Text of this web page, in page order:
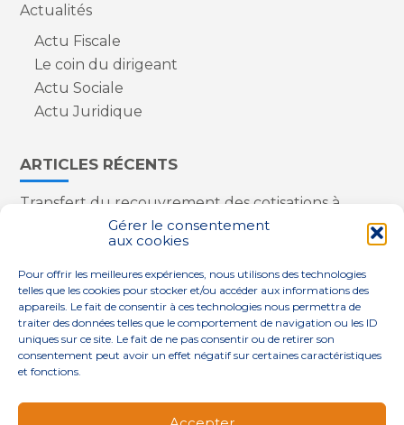
Gérer le consentement
aux cookies
Pour offrir les meilleures expériences, nous utilisons des technologies
telles que les cookies pour stocker et/ou accéder aux informations des
appareils. Le fait de consentir à ces technologies nous permettra de
traiter des données telles que le comportement de navigation ou les ID
uniques sur ce site. Le fait de ne pas consentir ou de retirer son
consentement peut avoir un effet négatif sur certaines caractéristiques
et fonctions.
Actualités
Actu Fiscale
Le coin du dirigeant
Actu Sociale
Actu Juridique
ARTICLES RÉCENTS
Transfert du recouvrement des cotisations à
l’Urssaf : des nouveautés
Appareils reconditionnés : annulation de la
Contrôle de la qualité de l’air dans les ERP
Industriels : le point sur les dernières évolutions
réglementaires
Footer QUI SOMMES-NOUS ?